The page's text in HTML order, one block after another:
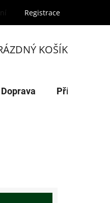
Registrace
KOŠÍK
Doprava Příroda